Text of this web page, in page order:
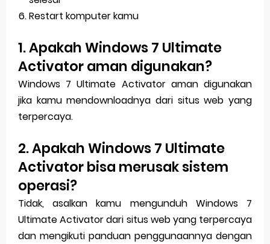
Restart komputer kamu
1. Apakah Windows 7 Ultimate
Activator aman digunakan?
Windows 7 Ultimate Activator aman digunakan
jika kamu mendownloadnya dari situs web yang
terpercaya.
2. Apakah Windows 7 Ultimate
Activator bisa merusak sistem
operasi?
Tidak, asalkan kamu mengunduh Windows 7
Ultimate Activator dari situs web yang terpercaya
dan mengikuti panduan penggunaannya dengan